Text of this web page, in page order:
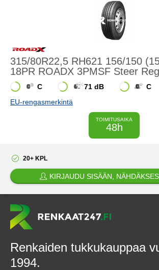
315/80R22,5 RH621 156/150
18PR ROADX 3PMSF Steer
C 71 dB
C
EU-rengasmerkintä
TOIMITUSAIKA
48h
20+ KPL
KIRJAUDU SISÄÄN,
Renkaiden tukkukauppaa
1994.